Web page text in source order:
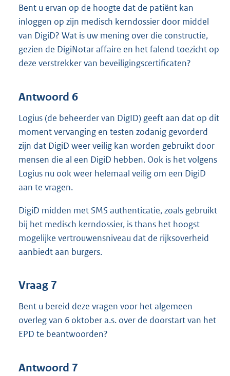
Bent u ervan op de hoogte dat de patiënt kan
inloggen op zijn medisch kerndossier door middel
van DigiD? Wat is uw mening over die constructie,
gezien de DigiNotar affaire en het falend toezicht op
deze verstrekker van beveiligingscertificaten?
Antwoord 6
Logius (de beheerder van DigID) geeft aan dat op dit
moment vervanging en testen zodanig gevorderd
zijn dat DigiD weer veilig kan worden gebruikt door
mensen die al een DigiD hebben. Ook is het volgens
Logius nu ook weer helemaal veilig om een DigiD
aan te vragen.
DigiD midden met SMS authenticatie, zoals gebruikt
bij het medisch kerndossier, is thans het hoogst
mogelijke vertrouwensniveau dat de rijksoverheid
aanbiedt aan burgers.
Vraag 7
Bent u bereid deze vragen voor het algemeen
overleg van 6 oktober a.s. over de doorstart van het
EPD te beantwoorden?
Antwoord 7